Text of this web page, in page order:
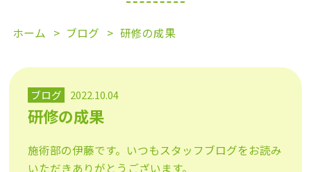
ホーム ブログ 研修の成果
ブログ 2022.10.04
研修の成果
施術部の伊藤です。いつもスタッフブログをお読み
いただきありがとうございます。